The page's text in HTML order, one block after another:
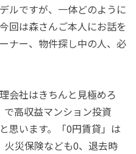
ルですが、一体どのように
回は森さんご本人にお話を
ナー、物件探し中の人、必
会社はきちんと見極めろ
で高収益マンション投資
思います。「0円賃貸」は
災保険なども0、退去時